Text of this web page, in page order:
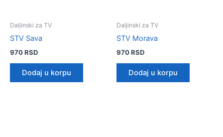
Daljinski za TV
STV Sava
970RSD
Dodaj u korpu
Daljinski za TV
STV Morava
970RSD
Dodaj u korpu